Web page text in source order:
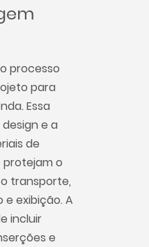
processo
para
Essa
e a
de
o
transporte,
exibição. A
incluir
e